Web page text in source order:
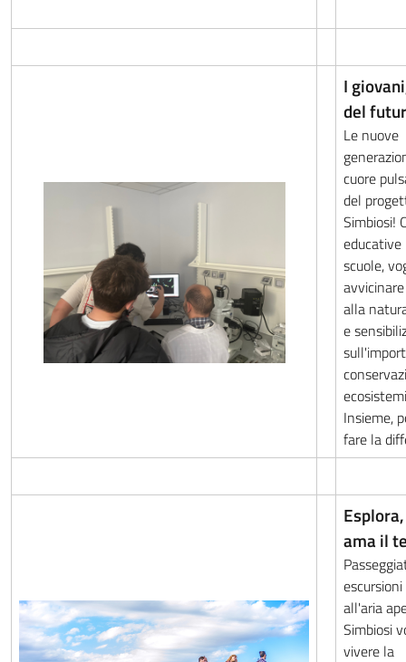
I
del
Le nuove
cuore
del
Simbiosi!
scuole,
alla
e
Insieme,
fare la
ama il
all'aria
Simbiosi
vivere la